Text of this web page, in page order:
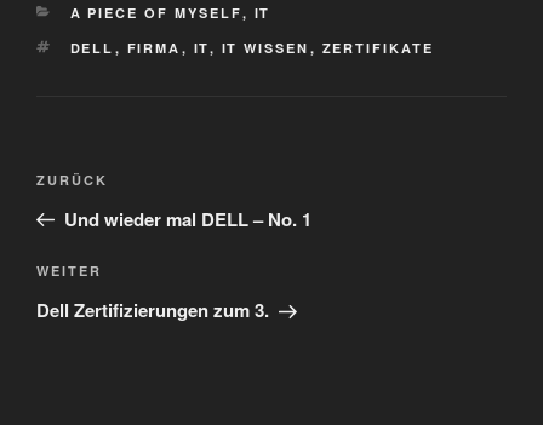
KATEGORIEN
A PIECE OF MYSELF, IT
SCHLAGWÖRTER
DELL , FIRMA , IT, IT WISSEN , ZERTIFIKATE
Beitragsnavigation
Vorheriger
Beitrag
ZURÜCK
Und wieder mal DELL – No. 1
Nächster
Beitrag
WEITER
Dell Zertifizierungen zum 3.